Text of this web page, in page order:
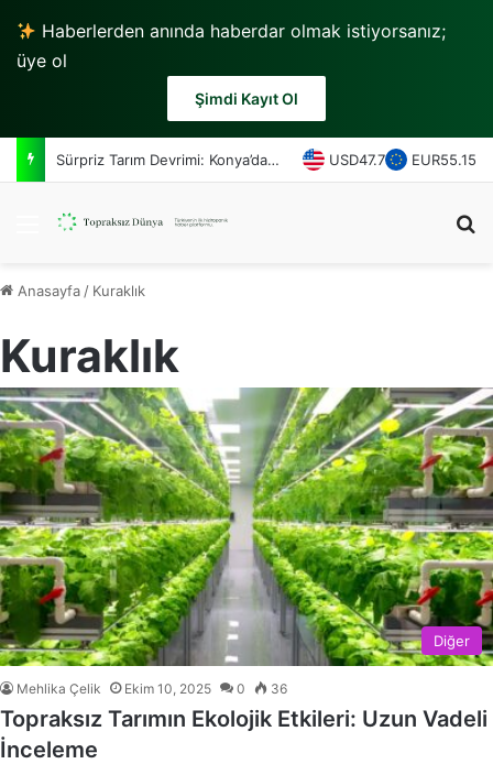
Haberlerden anında haberdar olmak istiyorsanız;
üye ol
Şimdi Kayıt Ol
Sürpriz Tarım Devrimi: Konya’da Topraksız Safran Üretimi Başladı! USD47.7 EUR55.15
Menü
Anasayfa/ Kuraklık
Kuraklık
Diğer
Mehlika Çelik Ekim 10, 2025 0 36
Topraksız Tarımın Ekolojik Etkileri: Uzun Vadeli
İnceleme